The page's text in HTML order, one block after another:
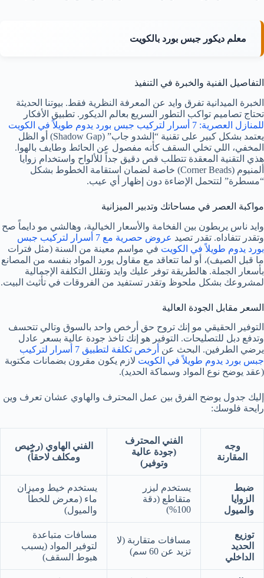
معلم ديكور جبس بورد بالكويت
التفاصيل الفنية والخبرة في التنفيذ
الخبرة الميدانية تفرق وايد عن المعرفة النظرية فقط. بيوتنا الحديثة
تحتاج تصاميم تواكب التطور السريع بعالم الديكور. تطبيق الأفكار
للمنازل العصرية: 7 أسرار لتركيب جبس بورد يدوم طويلاً في الكويت
يعتمد بشكل كبير على تقنية “الشدو جاب” (Shadow Gap) أو الظل
المخفي، اللي تخلي السقف كأنه مفصول عن الحائط وطايف بالهوا.
هذي التقنية المعقدة تتطلب قص دقيق جداً للألواح واستخدام زوايا
ألمنيوم (Corner Beads) خاصة لضمان استقامة الخطوط بشكل
“مسطرة” لتتحمل الإضاءة دون إظهار أي عيب.
مواكبة العصر في مساحاتك وتدبير الميزانية
وايد ناس يربطون بين الفخامة والأسعار الخيالية، وهالشي مو دايماً صح
وتقدر تتفاداه. تقدر تصيد
عروض حصرية مع 7 أسرار لتركيب جبس
بورد يدوم طويلاً في الكويت في مواسم معينة من السنة (مثل فترات
ما قبل الصيف)، أو لما تتعاقد مع مقاول يورد المواد بنفسه من المصانع
بأسعار الجملة. هالطريقة توفر عليك وايد وتقلل التكلفة الإجمالية
لمشروعك بشكل ملحوظ وتقدر تستفيد من الفروقات في تأثيث البيت.
السعر مقابل الجودة العالية
التوفير الحقيقي مو إنك تروح حق أرخص واحد بالسوق وتالي تتحسف
وتدفع دبل للتصليحات. التوفير هو إنك تاخذ جودة عالية بسعر عادل
يرضي الطرفين. البحث عن
أرخص تكلفة لتطبيق 7 أسرار لتركيب
جبس بورد يدوم طويلاً في الكويت لازم يكون مقرون بضمانات مكتوبة
(عقد يوضح نوع المواد وسماكة الحديد).
إليك جدول يوضح الفرق بين عمل المحترف والهاوي عشان تعرف وين
رايحة فلوسك:
وجه
المقارنة
الفني المحترف
(جودة عالية
وتوفير)
الفني الهاوي (رخيص
ومكلف لاحقاً)
ضبط
الزوايا
والميول
يستخدم ليزر
متقاطع (دقة
100%)
يستخدم خيط وميزان
ماء (معرض للخطأ
والميول)
توزيع
الحديد
الداخلي
مسافات متقاربة (لا
تزيد عن 60 سم)
مسافات متباعدة
لتوفير المواد (يسبب
هبوط السقف)